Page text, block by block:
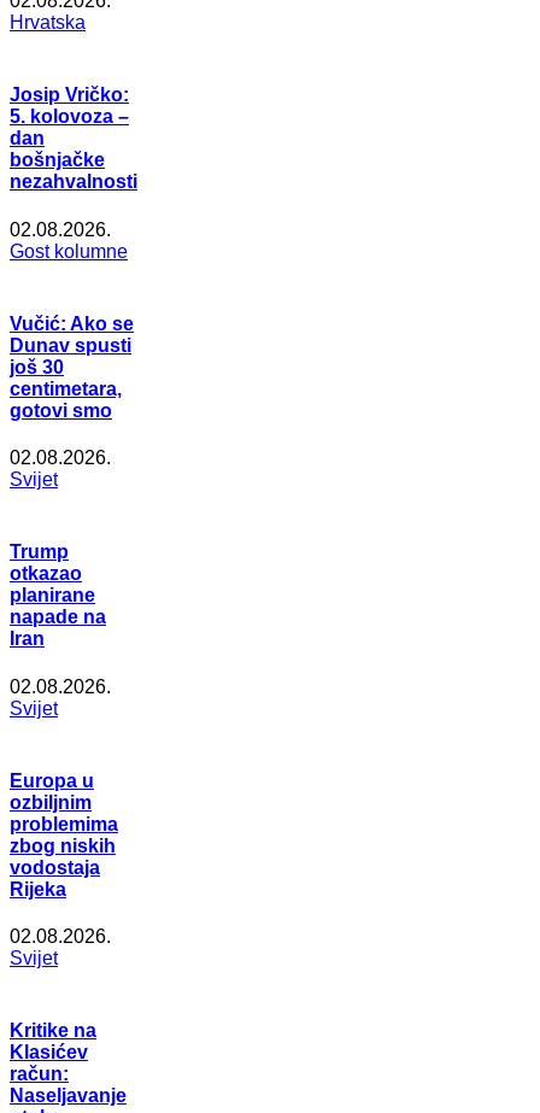
Hrvatska
Josip Vričko:
5. kolovoza –
dan
bošnjačke
nezahvalnosti
02.08.2026.
Gost kolumne
Vučić: Ako se
Dunav spusti
još 30
centimetara,
gotovi smo
02.08.2026.
Svijet
Trump
otkazao
planirane
napade na
Iran
02.08.2026.
Svijet
Europa u
ozbiljnim
problemima
zbog niskih
vodostaja
Rijeka
02.08.2026.
Svijet
Kritike na
Klasićev
račun:
Naseljavanje